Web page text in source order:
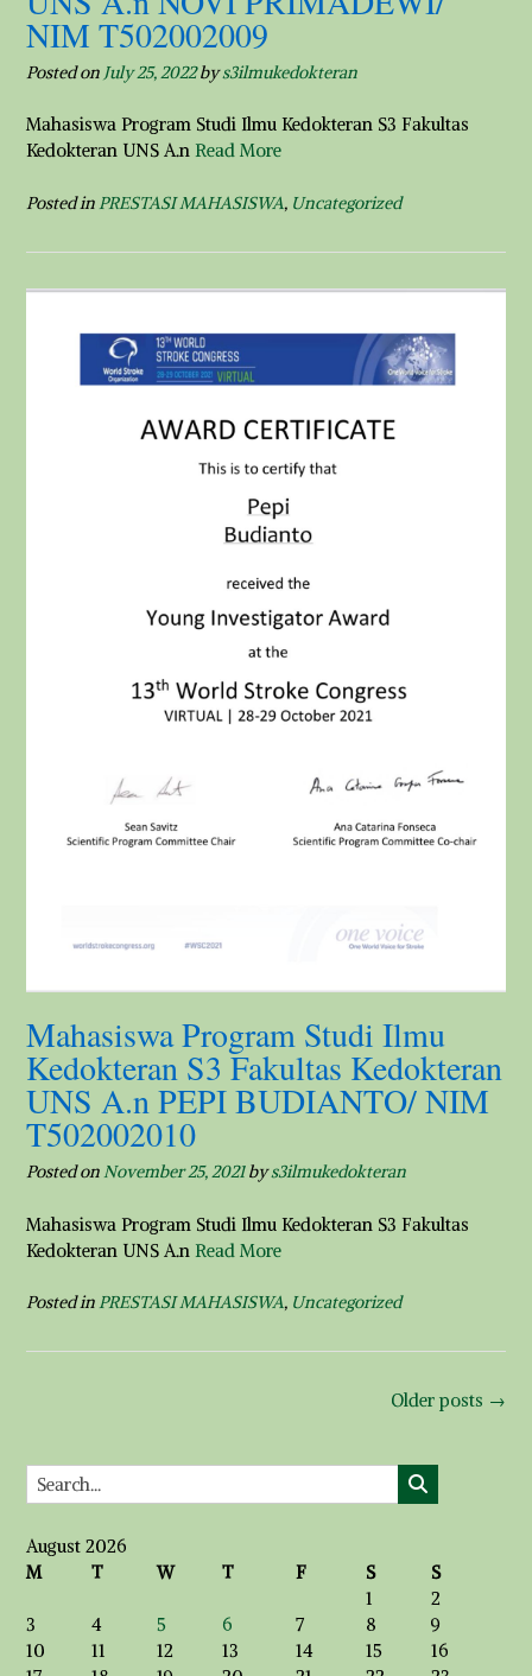
NIM T502002009
Posted on July 25, 2022bys3ilmukedokteran
Mahasiswa Program Studi Ilmu Kedokteran S3 Fakultas
Kedokteran UNS A.n Read More
Posted inPRESTASI MAHASISWA, Uncategorized
Mahasiswa Program Studi Ilmu
Kedokteran S3 Fakultas Kedokteran
UNS A.n PEPI BUDIANTO/ NIM
T502002010
Posted onNovember 25, 2021bys3ilmukedokteran
Mahasiswa Program Studi Ilmu Kedokteran S3 Fakultas
Kedokteran UNS A.n Read More
Posted inPRESTASI MAHASISWA, Uncategorized
Older posts →
August 2026
M
T W T F S
S
1
2
3
4 5 6 7 8
9
10
11 12 13 14 15
16